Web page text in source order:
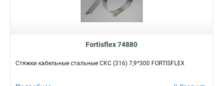
Fortisflex 74880
Стяжки кабельные стальные СКС (316) 7,9*300 FORTISFLEX